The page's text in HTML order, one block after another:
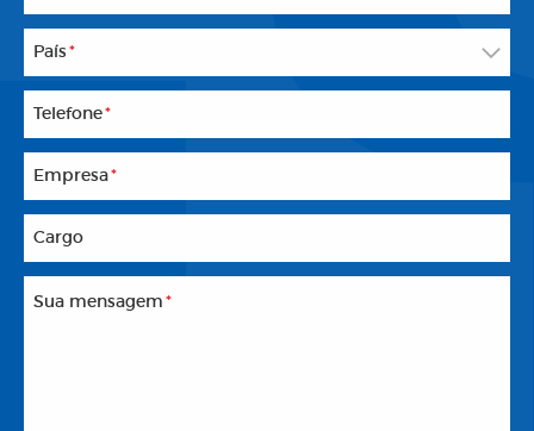
País *
Telefone*
Empresa*
Cargo
Sua mensagem *